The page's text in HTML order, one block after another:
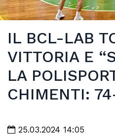
IL BCL-LAB
VITTORIA E
LA
CHIMENTI:
25.03.2024 14:05